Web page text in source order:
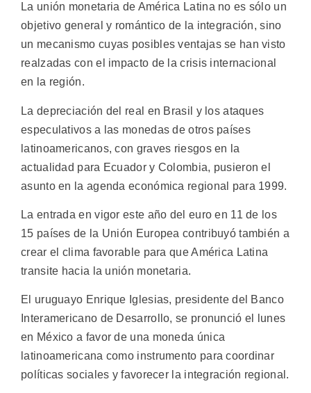
La unión monetaria de América Latina no es sólo un
objetivo general y romántico de la integración, sino
un mecanismo cuyas posibles ventajas se han visto
realzadas con el impacto de la crisis internacional
en la región.
La depreciación del real en Brasil y los ataques
especulativos a las monedas de otros países
latinoamericanos, con graves riesgos en la
actualidad para Ecuador y Colombia, pusieron el
asunto en la agenda económica regional para 1999.
La entrada en vigor este año del euro en 11 de los
15 países de la Unión Europea contribuyó también a
crear el clima favorable para que América Latina
transite hacia la unión monetaria.
El uruguayo Enrique Iglesias, presidente del Banco
Interamericano de Desarrollo, se pronunció el lunes
en México a favor de una moneda única
latinoamericana como instrumento para coordinar
políticas sociales y favorecer la integración regional.